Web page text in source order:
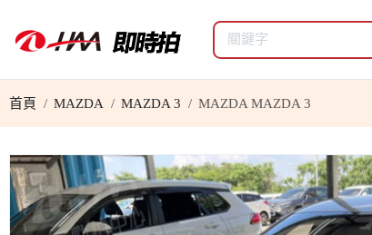
首頁 MAZDA MAZDA 3 MAZDA MAZDA 3